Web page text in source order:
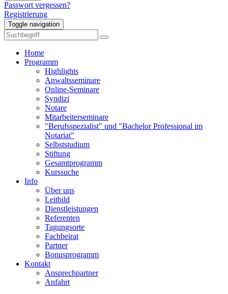
Passwort vergessen?
Registrierung
Toggle navigation
Home
Programm
Highlights
Anwaltsseminare
Online-Seminare
Syndizi
Notare
Mitarbeiterseminare
"Berufsspezialist" und "Bachelor Professional im
Notariat"
Selbststudium
Stiftung
Gesamtprogramm
Kurssuche
Info
Über uns
Leitbild
Dienstleistungen
Referenten
Tagungsorte
Fachbeirat
Partner
Bonusprogramm
Kontakt
Ansprechpartner
Anfahrt